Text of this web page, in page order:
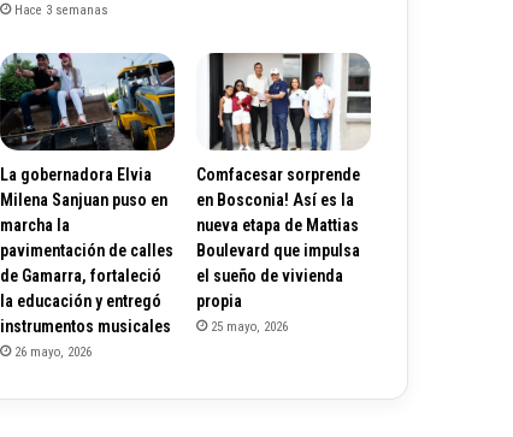
Hace 3 semanas
La gobernadora Elvia
Milena Sanjuan puso en
marcha la
pavimentación de calles
de Gamarra, fortaleció
la educación y entregó
instrumentos musicales
26 mayo, 2026
Comfacesar sorprende
en Bosconia! Así es la
nueva etapa de Mattias
Boulevard que impulsa
el sueño de vivienda
propia
25 mayo, 2026